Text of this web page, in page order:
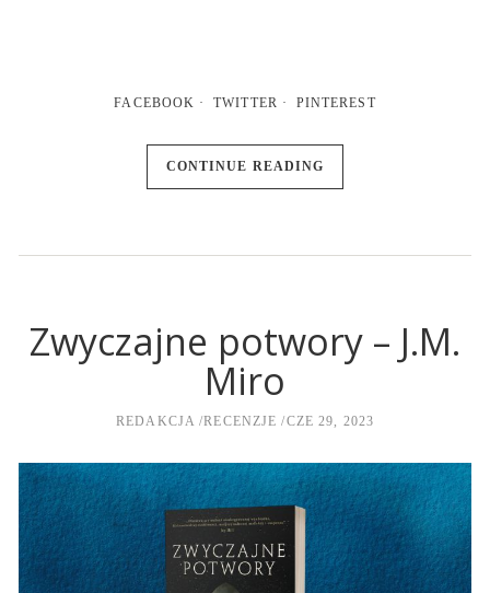
FACEBOOK TWITTER PINTEREST
CONTINUE READING
Zwyczajne potwory – J.M.
Miro
REDAKCJA RECENZJE CZE 29, 2023